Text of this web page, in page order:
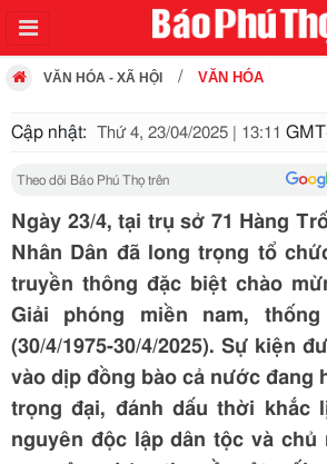
VĂN HÓA - XÃ HỘI VĂN HÓA
Cập nhật: Thứ 4, 23/04/2025 | 13:11
Theo dõi Báo Phú Thọ trên
Ngày 23/4, tại trụ sở 71 Hàng
Nhân Dân đã long trọng tổ
truyền thông đặc biệt chào
Giải phóng miền nam,
(30/4/1975-30/4/2025). Sự kiện
vào dịp đồng bào cả nước đang
trọng đại, đánh dấu thời khắc
nguyên độc lập dân tộc và chủ